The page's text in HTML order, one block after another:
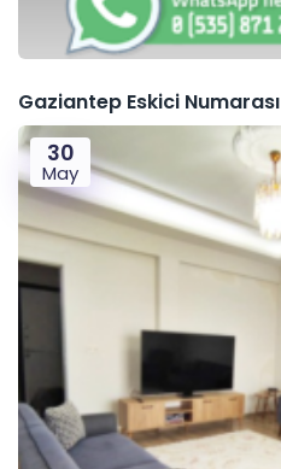
Gaziantep Eskici Numarası
30
May